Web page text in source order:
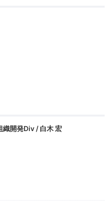
織開発Div / 白木 宏